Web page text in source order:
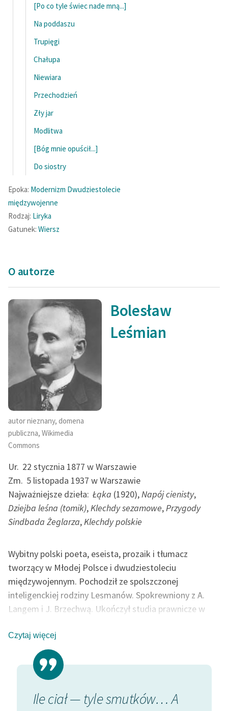
Popularyzacja
skandynawskiej literatury
Ręce pełne poezji
Kolekcje edukacyjne
twórców przechodzących
do domeny publicznej,
lektur szkolnych oraz
Starego Testamentu
Odkurzamy bohaterów
Szkoła Poezji Wolnych
Lektur
O nas
Kontakt
Zasady wykorzystania
Wolnych Lektur
Logotypy
Materiały promocyjne
Polityka prywatności
Regulamin biblioteki
Dane fundacji i
sprawozdania finansowe
Regulamin darowizn
Informacja o treściach
wrażliwych
Deklaracja dostępności
[Po co tyle świec nade mną...]
Na poddaszu
Trupięgi
Chałupa
Niewiara
Przechodzień
Zły jar
Modlitwa
[Bóg mnie opuścił...]
Do siostry
Epoka: Modernizm Dwudziestolecie
międzywojenne
Rodzaj: Liryka
Gatunek: Wiersz
O autorze
autor nieznany, domena
publiczna, Wikimedia
Commons
Bolesław
Leśmian
Ur. 22 stycznia 1877 w Warszawie
Zm. 5 listopada 1937 w Warszawie
Najważniejsze dzieła: Łąka (1920), Napój cienisty,
Dziejba leśna (tomik), Klechdy sezamowe, Przygody
Sindbada Żeglarza, Klechdy polskie
Wybitny polski poeta, eseista, prozaik i tłumacz
tworzący w Młodej Polsce i dwudziestoleciu
międzywojennym. Pochodził ze spolszczonej
inteligenckiej rodziny Lesmanów. Spokrewniony z A.
Langem i J. Brzechwą. Ukończył studia prawnicze w
Warszawie. Jego poezję cechował symbolizm,
sensualizm, mistycyzm, spirytyzm, zainteresowanie
paranormalnością, postulowanie powrotu do natury
(poeta jako „człowiek pierwotny”), poszukiwanie
miejsca Boga w świecie, ale i egzystencjalne spory ze
stwórcą. Nawiązywał do ludowości (tworząc
Czytaj więcej
Ile ciał — tyle smutków… A